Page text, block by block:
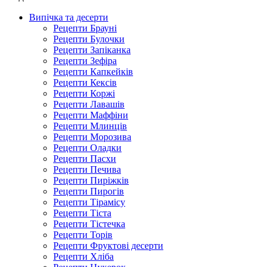
Випічка та десерти
Рецепти Брауні
Рецепти Булочки
Рецепти Запіканка
Рецепти Зефіра
Рецепти Капкейків
Рецепти Кексів
Рецепти Коржі
Рецепти Лавашів
Рецепти Маффіни
Рецепти Млинців
Рецепти Морозива
Рецепти Оладки
Рецепти Пасхи
Рецепти Печива
Рецепти Пиріжків
Рецепти Пирогів
Рецепти Тірамісу
Рецепти Тіста
Рецепти Тістечка
Рецепти Торів
Рецепти Фруктові десерти
Рецепти Хліба